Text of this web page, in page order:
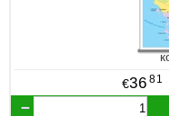
€36 81